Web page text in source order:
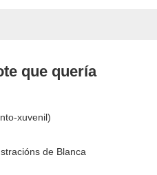
que quería
xuvenil)
de Blanca